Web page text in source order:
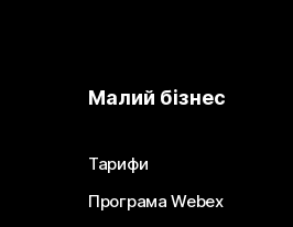
Малий бізнес
Тарифи
Програма Webex